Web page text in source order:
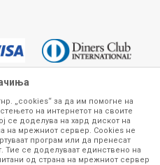
кои се изложени на нашата
конкретни, точни и прецизни,
се без ниту една грешка или
се достапни на залиха.
„cookies“ за да им помогне на
на интернетот на своите
се доделува на хард дискот на
на мрежниот сервер. Cookies не
програм или да пренесат
Тие се доделуваат единствено на
од страна на мрежниот сервер